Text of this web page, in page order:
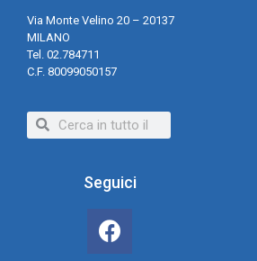
Via Monte Velino 20 – 20137
MILANO
Tel. 02.784711
C.F. 80099050157
Seguici